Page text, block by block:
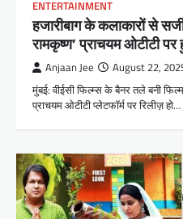
ENTERTAINMENT
हजारीबाग के कलाकारों से
रामकृष्ण’ प्राचयम ओटीटी पर
Anjaan Jee August 22,
मुंबई: वीईसी फिल्म्स के बैनर तले बनी
प्राचयम ओटीटी प्लेटफॉर्म पर रिलीज़ हो…